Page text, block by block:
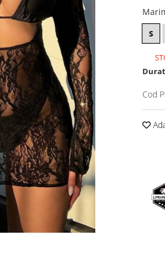
S
Cod